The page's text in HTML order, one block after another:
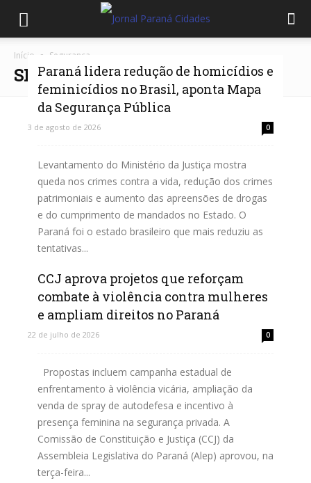
Início Segurança
SEGURANÇA
Paraná lidera redução de homicídios e
feminicídios no Brasil, aponta Mapa
da Segurança Pública
3 de agosto de 2026 0
Levantamento do Ministério da Justiça mostra
queda nos crimes contra a vida, redução dos crimes
patrimoniais e aumento das apreensões de drogas
e do cumprimento de mandados no Estado. O
Paraná foi o estado brasileiro que mais reduziu as
tentativas...
Leia mais
CCJ aprova projetos que reforçam
combate à violência contra mulheres
e ampliam direitos no Paraná
22 de julho de 2026 0
Propostas incluem campanha estadual de
enfrentamento à violência vicária, ampliação da
venda de spray de autodefesa e incentivo à
presença feminina na segurança privada. A
Comissão de Constituição e Justiça (CCJ) da
Assembleia Legislativa do Paraná (Alep) aprovou, na
terça-feira...